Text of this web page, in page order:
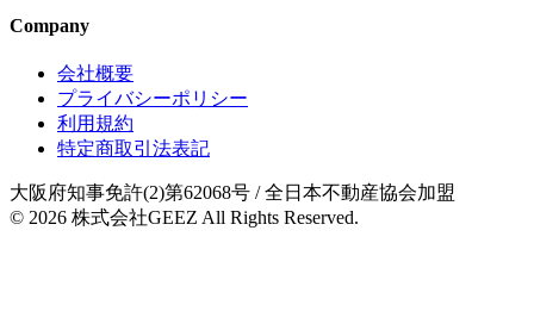
Company
会社概要
プライバシーポリシー
利用規約
特定商取引法表記
大阪府知事免許(2)第62068号 / 全日本不動産協会加盟
© 2026 株式会社GEEZ All Rights Reserved.